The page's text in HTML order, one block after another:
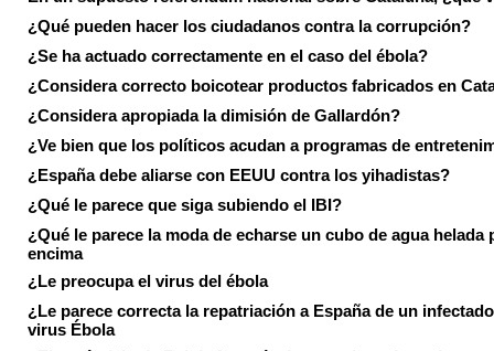
¿Qué pueden hacer los ciudadanos contra la corrupción?
¿Se ha actuado correctamente en el caso del ébola?
¿Considera correcto boicotear productos fabricados en
¿Considera apropiada la dimisión de Gallardón?
¿Ve bien que los políticos acudan a programas de
¿España debe aliarse con EEUU contra los yihadistas?
¿Qué le parece que siga subiendo el IBI?
¿Qué le parece la moda de echarse un cubo de agua helada
encima
¿Le preocupa el virus del ébola
¿Le parece correcta la repatriación a España de un
virus Ébola